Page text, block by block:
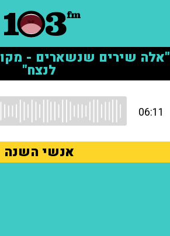
"אלה שירים שנשארים -
לנצח"
06:11
אנשי השנה